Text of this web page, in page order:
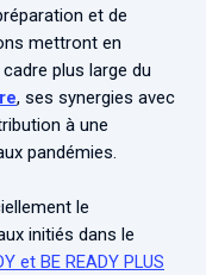
et de
mettront en
plus large du
, ses synergies avec
à une
pandémies.
le
initiés dans le
et BE READY PLUS